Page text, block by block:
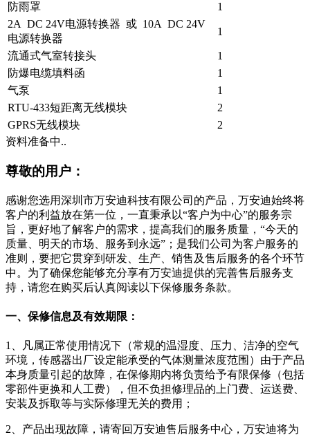
防雨罩
1
2A DC 24V电源转换器 或 10A DC 24V
电源转换器
1
流通式气室转接头
1
防爆电缆填料函
1
气泵
1
RTU-433短距离无线模块
2
GPRS无线模块
2
资料准备中..
尊敬的用户：
感谢您选用深圳市万安迪科技有限公司的产品，万安迪始终将
客户的利益放在第一位，一直秉承以“客户为中心”的服务宗
旨，更好地了解客户的需求，提高我们的服务质量，“今天的
质量、明天的市场、服务到永远”；是我们公司为客户服务的
准则，要把它贯穿到研发、生产、销售及售后服务的各个环节
中。为了确保您能够充分享有万安迪提供的完善售后服务支
持，请您在购买后认真阅读以下保修服务条款。
一、保修信息及有效期限：
1、凡属正常使用情况下（常规的温湿度、压力、洁净的空气
环境，传感器出厂设定能承受的气体测量浓度范围）由于产品
本身质量引起的故障，在保修期内将负责给予有限保修（包括
零部件更换和人工费），但不负担修理品的上门费、运送费、
安装及拆取等与实际修理无关的费用；
2、产品出现故障，请寄回万安迪售后服务中心，万安迪将为